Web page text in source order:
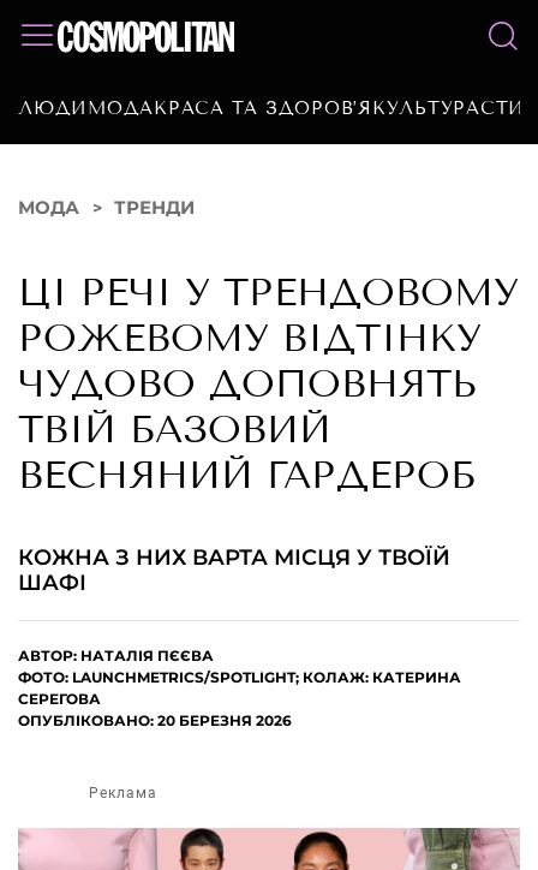
ЛЮДИ МОДАКРАСА ТА ЗДОРОВ’Я КУЛЬТУРА
МОДА ТРЕНДИ
ЦІ РЕЧІ У ТРЕНДОВОМУ
РОЖЕВОМУ ВІДТІНКУ
ЧУДОВО ДОПОВНЯТЬ
ТВІЙ БАЗОВИЙ
ВЕСНЯНИЙ ГАРДЕРОБ
КОЖНА З НИХ ВАРТА МІСЦЯ У ТВОЇЙ
ШАФІ
АВТОР: НАТАЛІЯ ПЄЄВА
ФОТО: LAUNCHMETRICS/SPOTLIGHT; КОЛАЖ: КАТЕРИНА
СЕРЕГОВА
ОПУБЛІКОВАНО: 20 БЕРЕЗНЯ 2026
Реклама